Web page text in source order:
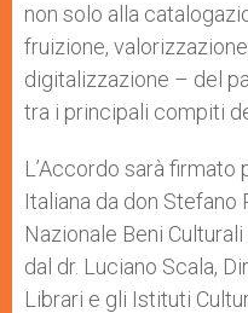
non solo alla
fruizione,
digitalizzazione – del
tra i principali compiti
L’Accordo sarà firmato
Italiana da don Stefano
Nazionale Beni
dal dr. Luciano Scala,
Librari e gli Istituti